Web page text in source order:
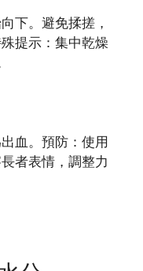
下。避免揉搓，
提示：集中乾燥
血。預防：使用
者表情，調整力